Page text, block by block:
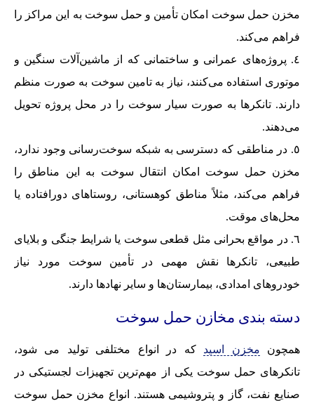
مخزن حمل سوخت امکان تأمین و حمل سوخت به این مراکز را
فراهم می‌کند.
پروژه‌های عمرانی و ساختمانی که از ماشین‌آلات سنگین و
موتوری استفاده می‌کنند، نیاز به تامین سوخت به صورت منظم
دارند. تانکرها به صورت سیار سوخت را در محل پروژه تحویل
می‌دهند.
در مناطقی که دسترسی به شبکه سوخت‌رسانی وجود ندارد،
مخزن حمل سوخت امکان انتقال سوخت به این مناطق را
فراهم می‌کند، مثلاً مناطق کوهستانی، روستاهای دورافتاده یا
محل‌های موقت.
در مواقع بحرانی مثل قطعی سوخت یا شرایط جنگی و بلایای
طبیعی، تانکرها نقش مهمی در تأمین سوخت مورد نیاز
خودروهای امدادی، بیمارستان‌ها و سایر نهادها دارند.
دسته بندی مخازن حمل سوخت
همچون مخزن اسید که در انواع مختلفی تولید می شود،
تانکرهای حمل سوخت یکی از مهم‌ترین تجهیزات لجستیکی در
صنایع نفت، گاز و پتروشیمی هستند. انواع مخزن حمل سوخت